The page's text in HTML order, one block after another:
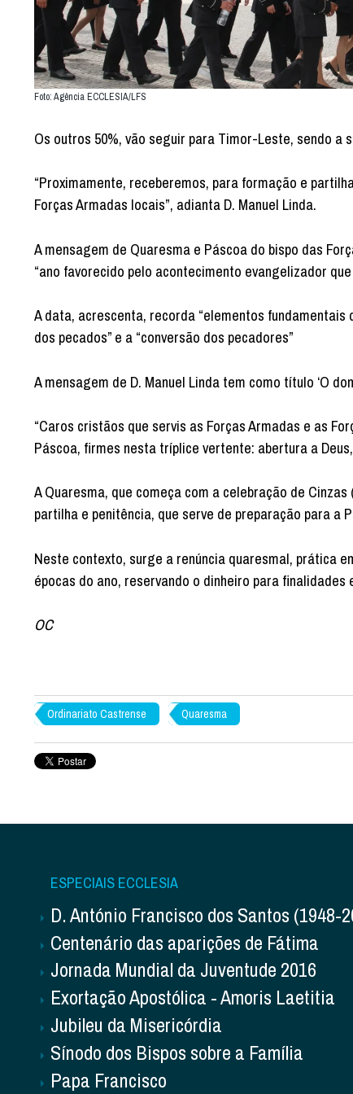
Foto: Agência ECCLESIA/LFS
Os outros 50%, vão seguir para Timor-Leste, sendo
“Proximamente, receberemos, para formação e
Forças Armadas locais”, adianta D. Manuel Linda.
A mensagem de Quaresma e Páscoa do bispo das
“ano favorecido pelo acontecimento evangelizador
A data, acrescenta, recorda “elementos fundamentais
dos pecados” e a “conversão dos pecadores”
A mensagem de D. Manuel Linda tem como título ‘O
“Caros cristãos que servis as Forças Armadas e as
Páscoa, firmes nesta tríplice vertente: abertura a
A Quaresma, que começa com a celebração de
partilha e penitência, que serve de preparação para a
Neste contexto, surge a renúncia quaresmal, prática
épocas do ano, reservando o dinheiro para
OC
Ordinariato Castrense Quaresma
ESPECIAIS ECCLESIA
D. António Francisco dos Santos (1948-
Centenário das aparições de Fátima
Jornada Mundial da Juventude 2016
Exortação Apostólica - Amoris Laetitia
Jubileu da Misericórdia
Sínodo dos Bispos sobre a Família
Papa Francisco